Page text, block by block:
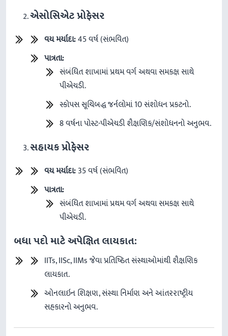
એસોસિએટ પ્રોફેસર
વય મર્યાદા:45 વર્ષ (સંભવિત)
પાત્રતા:
સંબંધિત શાખામાં પ્રથમ વર્ગ અથવા સમકક્ષ સાથે
પીએચડી.
સ્કોપસ સૂચિબદ્ધ જર્નલોમાં 10 સંશોધન પ્રકટનો.
8 વર્ષના પોસ્ટ-પીએચડી શૈક્ષણિક/સંશોધનનો અનુભવ.
સહાયક પ્રોફેસર
વય મર્યાદા:35 વર્ષ (સંભવિત)
પાત્રતા:
સંબંધિત શાખામાં પ્રથમ વર્ગ અથવા સમકક્ષ સાથે
પીએચડી.
બધા પદો માટે અપેક્ષિત લાયકાત:
IITs, IISc, IIMs જેવા પ્રતિષ્ઠિત સંસ્થાઓમાંથી શૈક્ષણિક
લાયકાત.
ઓનલાઇન શિક્ષણ, સંસ્થા નિર્માણ અને આંતરરાષ્ટ્રીય
સહકારનો અનુભવ.